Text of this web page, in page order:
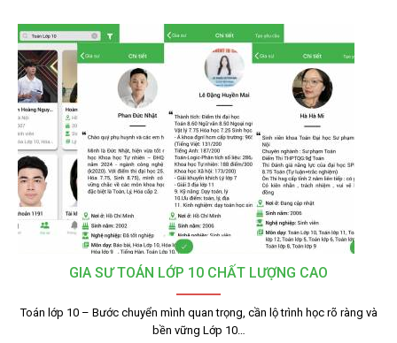
GIA SƯ TOÁN LỚP 10 CHẤT LƯỢNG CAO
Toán lớp 10 – Bước chuyển mình quan trọng, cần lộ trình học rõ ràng và
bền vững Lớp 10…